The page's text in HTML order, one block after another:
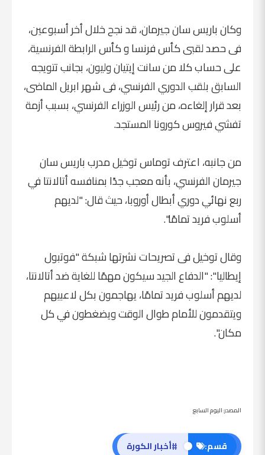
وكان باريس سان جيرمان، قد نجح خلال أخر أسبوعين،
فى حصد لقبى كأس فرنسا و كأس الرابطة الفرنسية،
على حساب كلا من سانت إيتيان وليون، بجانب تتويجه
السابق بلقب الدوري الفرنسي، فى شهر ابريل الماضى،
بعد قرار إلغاءه، من رئيس الوزراء الفرنسي، بسبب أزمة
تفشي فيروس كورونا المستجد.
من جانبه، اعترف توماس توخيل مدرب باريس سان
جيرمان الفرنسي، بأنه معجب جدًا بمنافسه أتالانتا في
ربع نهائي دوري أبطال أوروبا، حيث قال: "لديهم
أسلوب فريد تمامًا".
وقال توخيل فى تصريحات نشرتها شبكة "فوتبول
إيطاليا": "الدفاع الجيد سيكون مهمًا للغاية ضد أتالانتا،
لديهم أسلوب فريد تمامًا، يهاجمون بكل لاعبيهم
ويتقدمون للأمام طوال الوقت ويضغطون في كل
مكان".
المصدر:اليوم السابع
قسم: #أخبار الكورة